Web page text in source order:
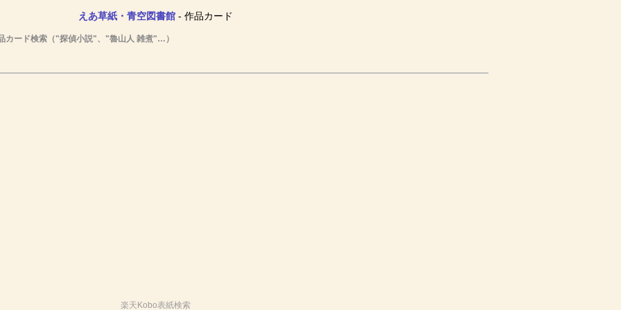
えあ草紙・青空図書館- 作品カード
カード検索（"探偵小説"、"魯山人 雑煮"…）
楽天Kobo表紙検索